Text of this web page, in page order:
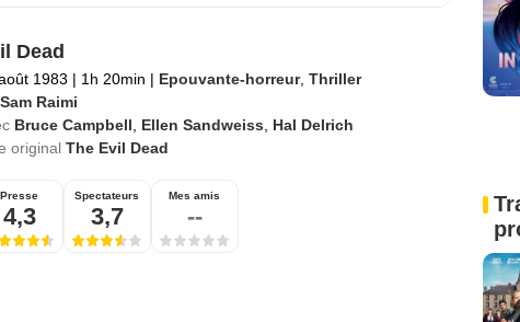
Dead
1983 | 1h 20min | Epouvante-horreur, Thriller
Sam Raimi
Bruce Campbell, Ellen Sandweiss, Hal Delrich
original The Evil Dead
Presse
4,3
Spectateurs
3,7
Mes amis
--